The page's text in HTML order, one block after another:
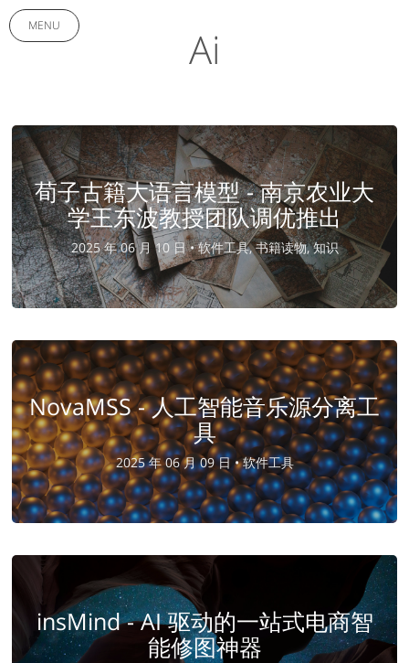
MENU Ai
荀子古籍大语言模型 - 南京农业大
学王东波教授团队调优推出
2025 年 06 月 10 日 •软件工具, 书籍读物, 知识
NovaMSS - 人工智能音乐源分离工
具
2025 年 06 月 09 日 •软件工具
insMind - AI 驱动的一站式电商智
能修图神器​